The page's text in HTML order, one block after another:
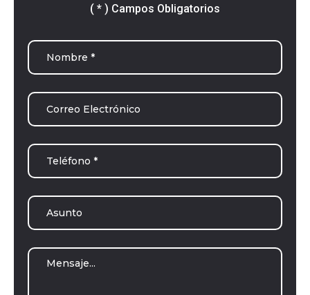
( * ) Campos Obligatorios